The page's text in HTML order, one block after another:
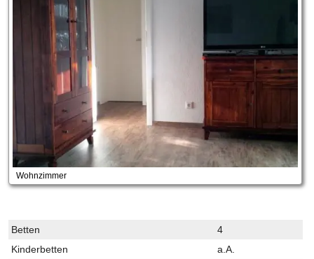
Wohnzimmer
Betten
4
Kinderbetten
a.A.